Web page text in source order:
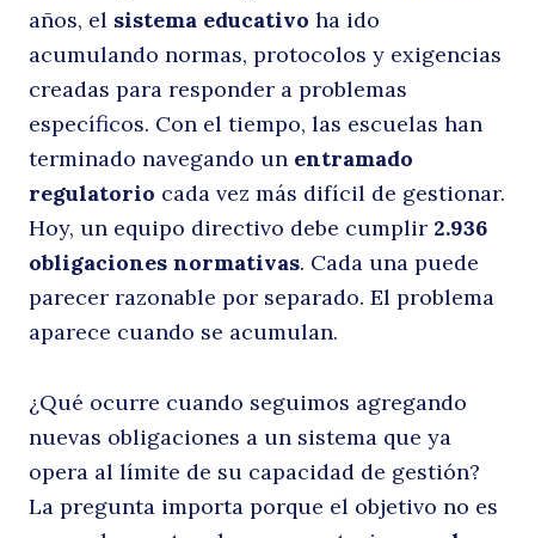
Buscar
años, el sistema educativo ha ido
acumulando normas, protocolos y exigencias
creadas para responder a problemas
específicos. Con el tiempo, las escuelas han
terminado navegando un entramado
regulatorio cada vez más difícil de gestionar.
Hoy, un equipo directivo debe cumplir 2.936
obligaciones normativas. Cada una puede
parecer razonable por separado. El problema
aparece cuando se acumulan.
¿Qué ocurre cuando seguimos agregando
nuevas obligaciones a un sistema que ya
opera al límite de su capacidad de gestión?
La pregunta importa porque el objetivo no es